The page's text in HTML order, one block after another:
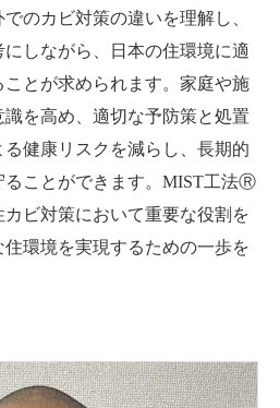
のカビ対策の違いを理解し、
しながら、日本の住環境に適
とが求められます。家庭や施
を高め、適切な予防策と処置
健康リスクを減らし、長期的
ることができます。MIST工法Ⓡ
ビ対策において重要な役割を
環境を実現するための一歩を